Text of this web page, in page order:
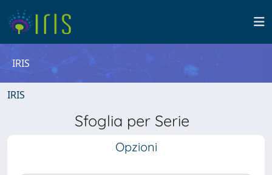
IRIS
IRIS
Sfoglia per Serie
Opzioni